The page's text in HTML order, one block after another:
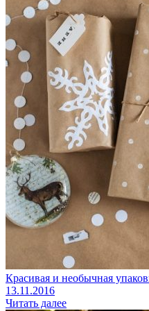
Красивая и необычная
13.11.2016
Читать далее